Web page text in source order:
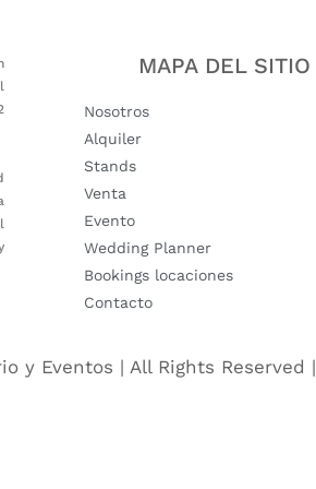
MAPA DEL SITIO
Nosotros
Alquiler
Stands
Venta
Evento
Wedding Planner
Bookings locaciones
Contacto
y Eventos | All Rights Reserved |